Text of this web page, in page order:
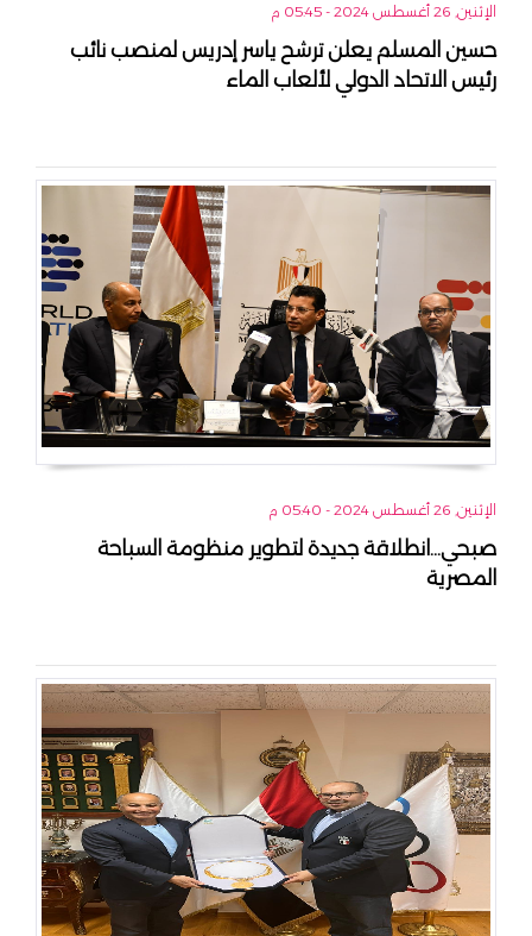
الإثنين, 26 أغسطس 2024 - 05:45 م
حسين المسلم يعلن ترشح ياسر إدريس لمنصب نائب
رئيس الاتحاد الدولي لألعاب الماء
الإثنين, 26 أغسطس 2024 - 05:40 م
صبحي...انطلاقة جديدة لتطوير منظومة السباحة
المصرية